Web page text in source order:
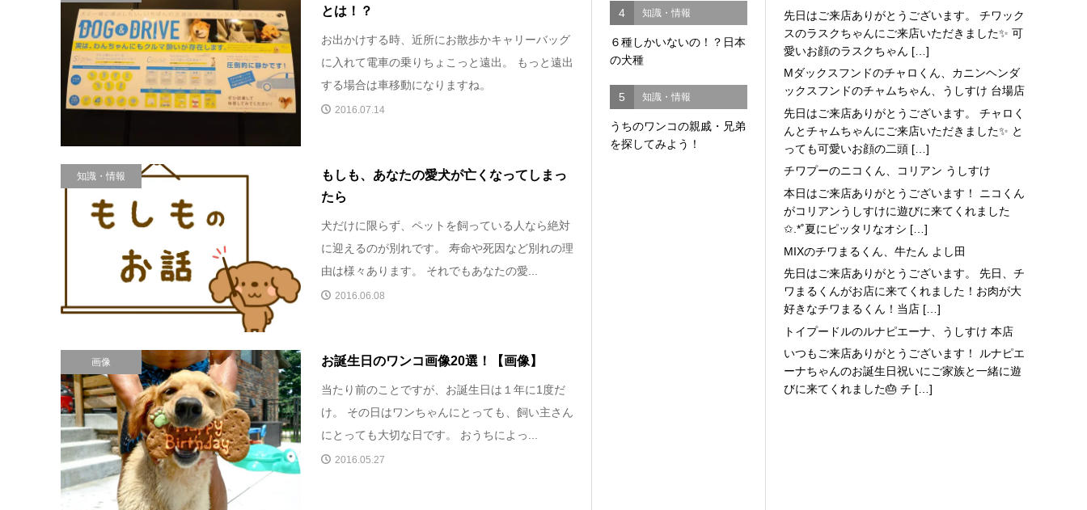
とは！？
お出かけする時、近所にお散歩かキャリーバッグ
に入れて電車の乗りちょこっと遠出。 もっと遠出
する場合は車移動になりますね。
2016.07.14
知識・情報
もしも、あなたの愛犬が亡くなってしまっ
たら
犬だけに限らず、ペットを飼っている人なら絶対
に迎えるのが別れです。 寿命や死因など別れの理
由は様々あります。 それでもあなたの愛...
2016.06.08
画像 お誕生日のワンコ画像20選！【画像】
当たり前のことですが、お誕生日は１年に1度だ
け。 その日はワンちゃんにとっても、飼い主さん
にとっても大切な日です。 おうちによっ...
2016.05.27
4 知識・情報
６種しかいないの！？日本
の犬種
5 知識・情報
うちのワンコの親戚・兄弟
を探してみよう！
先日はご来店ありがとうございます。 チワック
スのラスクちゃんにご来店いただきました✨ 可
愛いお顔のラスクちゃん […]
Mダックスフンドのチャロくん、カニンヘンダ
ックスフンドのチャムちゃん、うしすけ 台場店
先日はご来店ありがとうございます。 チャロく
んとチャムちゃんにご来店いただきました✨ と
っても可愛いお顔の二頭 […]
チワプーのニコくん、コリアン うしすけ
本日はご来店ありがとうございます！ ニコくん
がコリアンうしすけに遊びに来てくれました
✩.*˚夏にピッタリなオシ […]
MIXのチワまるくん、牛たん よし田
先日はご来店ありがとうございます。 先日、チ
ワまるくんがお店に来てくれました！お肉が大
好きなチワまるくん！当店 […]
トイプードルのルナピエーナ、うしすけ 本店
いつもご来店ありがとうございます！ ルナピエ
ーナちゃんのお誕生日祝いにご家族と一緒に遊
びに来てくれました🎂 チ […]